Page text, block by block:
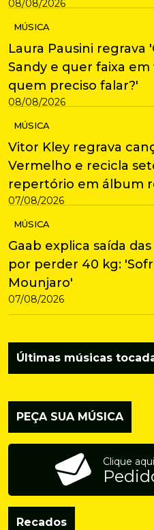
08/08/2026
MÚSICA
Laura Pausini regrava
Sandy e quer faixa
quem preciso falar?'
08/08/2026
MÚSICA
Vitor Kley regrava
Vermelho e recicla
repertório em álbum
07/08/2026
MÚSICA
Gaab explica saída
por perder 40 kg:
Mounjaro'
07/08/2026
Últimas músicas
PEÇA SUA MÚSICA
Clique
Recados